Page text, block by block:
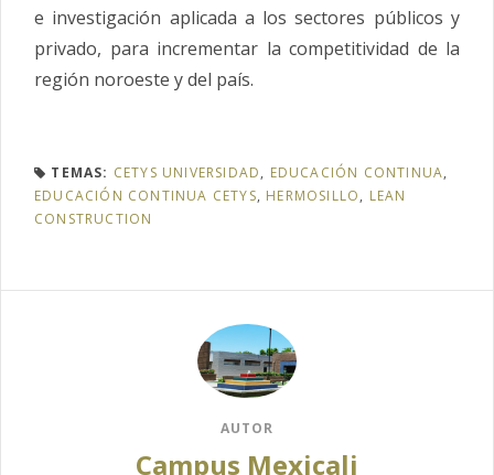
e investigación aplicada a los sectores públicos y
privado, para incrementar la competitividad de la
región noroeste y del país.
TEMAS: CETYS UNIVERSIDAD, EDUCACIÓN CONTINUA,
EDUCACIÓN CONTINUA CETYS, HERMOSILLO, LEAN
CONSTRUCTION
AUTOR
Campus Mexicali